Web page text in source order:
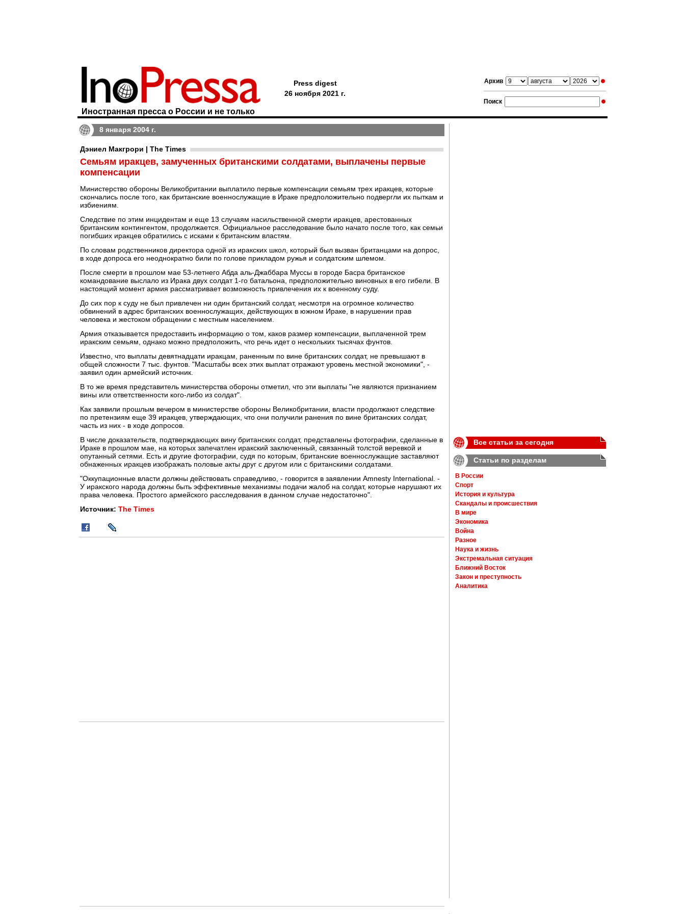
Архив
Поиск
Иностранная пресса о России и не только
Press digest
26 ноября 2021 г.
8 января 2004 г.
Дэниел Макгрори | The Times
Семьям иракцев, замученных британскими солдатами, выплачены первые
компенсации
Министерство обороны Великобритании выплатило первые компенсации семьям трех иракцев, которые
скончались после того, как британские военнослужащие в Ираке предположительно подвергли их пыткам и
избиениям.
Следствие по этим инцидентам и еще 13 случаям насильственной смерти иракцев, арестованных
британским контингентом, продолжается. Официальное расследование было начато после того, как семьи
погибших иракцев обратились с исками к британским властям.
По словам родственников директора одной из иракских школ, который был вызван британцами на допрос,
в ходе допроса его неоднократно били по голове прикладом ружья и солдатским шлемом.
После смерти в прошлом мае 53-летнего Абда аль-Джаббара Муссы в городе Басра британское
командование выслало из Ирака двух солдат 1-го батальона, предположительно виновных в его гибели. В
настоящий момент армия рассматривает возможность привлечения их к военному суду.
До сих пор к суду не был привлечен ни один британский солдат, несмотря на огромное количество
обвинений в адрес британских военнослужащих, действующих в южном Ираке, в нарушении прав
человека и жестоком обращении с местным населением.
Армия отказывается предоставить информацию о том, каков размер компенсации, выплаченной трем
иракским семьям, однако можно предположить, что речь идет о нескольких тысячах фунтов.
Известно, что выплаты девятнадцати иракцам, раненным по вине британских солдат, не превышают в
общей сложности 7 тыс. фунтов. "Масштабы всех этих выплат отражают уровень местной экономики", -
заявил один армейский источник.
В то же время представитель министерства обороны отметил, что эти выплаты "не являются признанием
вины или ответственности кого-либо из солдат".
Как заявили прошлым вечером в министерстве обороны Великобритании, власти продолжают следствие
по претензиям еще 39 иракцев, утверждающих, что они получили ранения по вине британских солдат,
часть из них - в ходе допросов.
В числе доказательств, подтверждающих вину британских солдат, представлены фотографии, сделанные в
Ираке в прошлом мае, на которых запечатлен иракский заключенный, связанный толстой веревкой и
опутанный сетями. Есть и другие фотографии, судя по которым, британские военнослужащие заставляют
обнаженных иракцев изображать половые акты друг с другом или с британскими солдатами.
"Оккупационные власти должны действовать справедливо, - говорится в заявлении Amnesty International. -
У иракского народа должны быть эффективные механизмы подачи жалоб на солдат, которые нарушают их
права человека. Простого армейского расследования в данном случае недостаточно".
Источник: The Times
Все статьи за сегодня
Статьи по разделам
В России
Спорт
История и культура
Скандалы и происшествия
В мире
Экономика
Война
Разное
Наука и жизнь
Экстремальная ситуация
Ближний Восток
Закон и преступность
Аналитика